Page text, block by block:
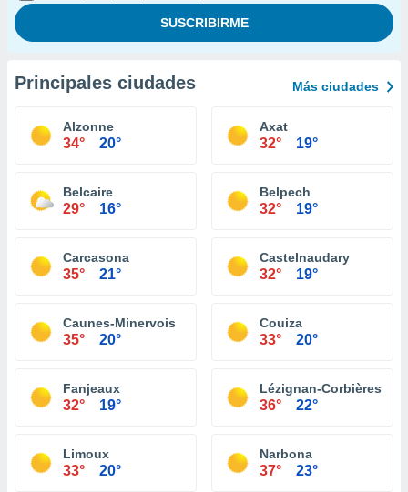
Principales ciudades Más ciudades
Alzonne
34° 20°
Axat
32° 19°
Belcaire
29° 16°
Belpech
32° 19°
Carcasona
35° 21°
Castelnaudary
32° 19°
Caunes-Minervois
35° 20°
Couiza
33° 20°
Fanjeaux
32° 19°
Lézignan-Corbières
36° 22°
Limoux
33° 20°
Narbona
37° 23°